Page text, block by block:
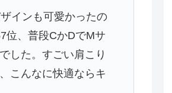
インも可愛かったの
位、普段CかDでMサ
した。すごい肩こり
こんなに快適ならキ